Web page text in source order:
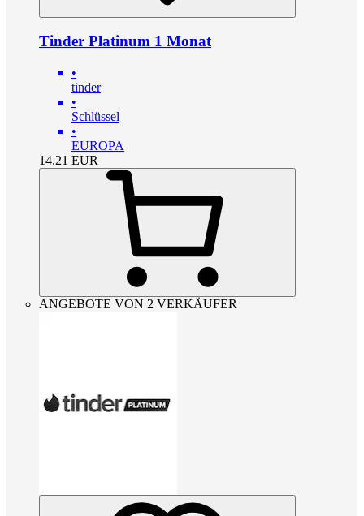
Tinder Platinum 1 Monat
•
tinder
•
Schlüssel
•
EUROPA
14.21 EUR
ANGEBOTE VON 2 VERKÄUFER